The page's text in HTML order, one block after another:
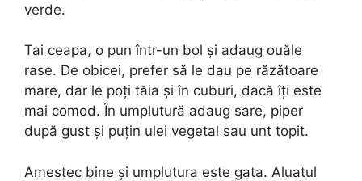
verde.
Tai ceapa, o pun într-un bol și adaug ouăle
rase. De obicei, prefer să le dau pe răzătoare
mare, dar le poți tăia și în cuburi, dacă îți este
mai comod. În umplutură adaug sare, piper
după gust și puțin ulei vegetal sau unt topit.
Amestec bine și umplutura este gata. Aluatul